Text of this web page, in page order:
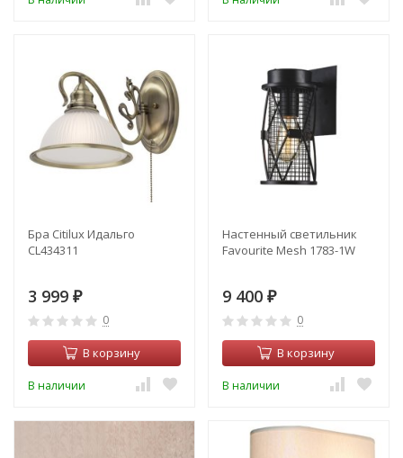
Бра Citilux Идальго
CL434311
3 999 ₽
0
В корзину
В наличии
Настенный светильник
Favourite Mesh 1783-1W
9 400 ₽
0
В корзину
В наличии